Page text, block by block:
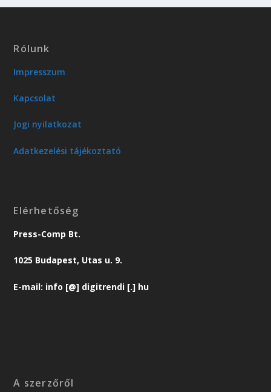
Rólunk
Impresszum
Kapcsolat
Jogi nyilatkozat
Adatkezelési tájékoztató
Elérhetőség
Press-Comp Bt.
1025 Budapest, Utas u. 9.
E-mail: info [@] digitrendi [.] hu
A szerzőről